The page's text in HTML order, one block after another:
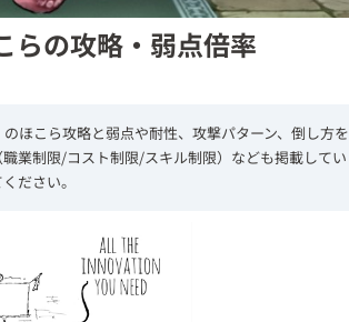
らの攻略・弱点倍率
ほこら攻略と弱点や耐性、攻撃パターン、倒し方を
業制限/コスト制限/スキル制限）なども掲載してい
ださい。